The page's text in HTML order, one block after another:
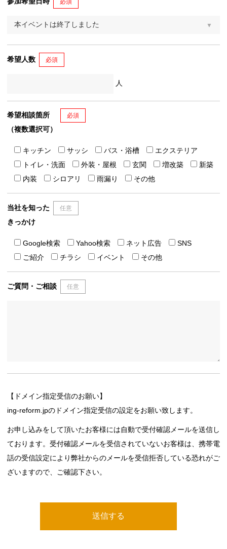
必須
希望人数 必須
人
希望相談箇所
（複数選択可）
必須
キッチン サッシ バス・浴槽
エクステリア
トイレ・洗面
外装・屋根 玄関 増改築
新築
内装
シロアリ 雨漏り その他
当社を知った
きっかけ
任意
Google検索 Yahoo検索 ネット広告
SNS
ご紹介
チラシ イベント その他
ご質問・ご相談 任意
【ドメイン指定受信のお願い】
ing-reform.jpのドメイン指定受信の設定をお願い致します。
お申し込みをして頂いたお客様には自動で受付確認メールを送信し
ております。受付確認メールを受信されていないお客様は、携帯電
話の受信設定により弊社からのメールを受信拒否している恐れがご
ざいますので、ご確認下さい。